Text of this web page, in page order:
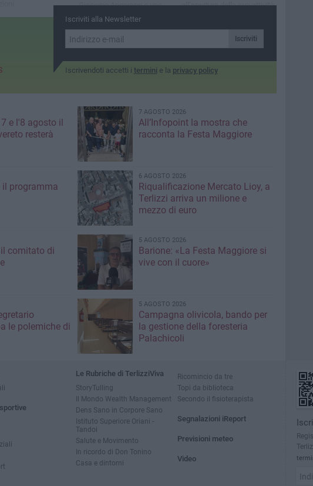
Giacomo Angarano e una
sezione dedicata al Carro
turistico
all’apertura della sua attività
Iscriviti alla Newsletter
Iscriviti
Iscrivendoti accetti i termini e la privacy policy
e l'8 agosto il
resterà
7 AGOSTO 2026
All’Infopoint la mostra che
racconta la Festa Maggiore
il programma
6 AGOSTO 2026
Riqualificazione Mercato Lioy, a
Terlizzi arriva un milione e
mezzo di euro
comitato di
5 AGOSTO 2026
Barione: «La Festa Maggiore si
vive con il cuore»
le polemiche di
5 AGOSTO 2026
Campagna olivicola, bando per
la gestione della foresteria
Palachicoli
Le Rubriche di TerlizziViva
StoryTulling
Il Mondo Wealth Management
Dens Sano in Corpore Sano
Istituto Superiore Oriani -
Tandoi
Salute e Movimento
In ricordo di Don Tonino
Casa e dintorni
Ricomincio da tre
Topi da biblioteca
Secondo il fisioterapista
Segnalazioni iReport
Previsioni meteo
Video